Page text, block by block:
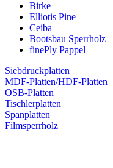
Birke
Elliotis Pine
Ceiba
Bootsbau Sperrholz
finePly Pappel
Siebdruckplatten
MDF-Platten/HDF-Platten
OSB-Platten
Tischlerplatten
Spanplatten
Filmsperrholz